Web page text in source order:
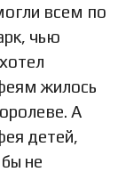
всем по
чью
жилось
А
детей,
не